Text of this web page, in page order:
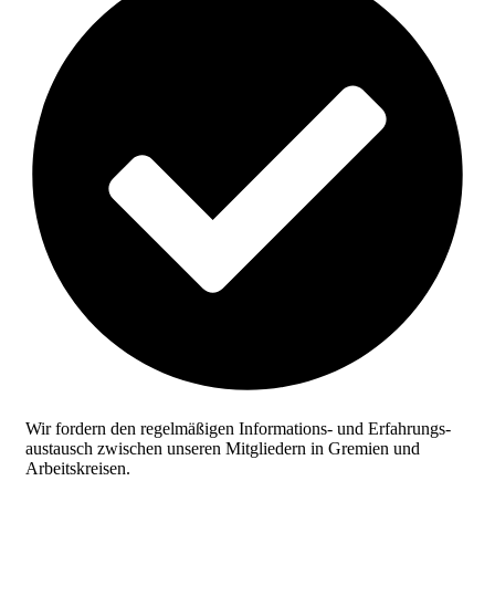
Wir fordern den regelmäßigen Informations- und Erfahrungs­
austausch zwischen unseren Mitgliedern in Gremien und
Arbeitskreisen.